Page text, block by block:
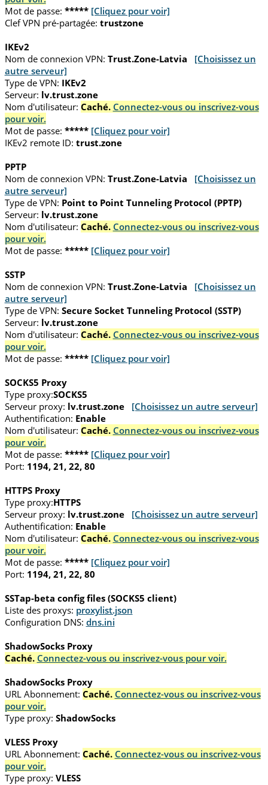
Mot de passe: ***** [Cliquez pour voir]
Clef VPN pré-partagée: trustzone
IKEv2
Nom de connexion VPN: Trust.Zone-Latvia
[Choisissez un
autre serveur]
Type de VPN: IKEv2
Serveur: lv.trust.zone
Nom d'utilisateur: Caché. Connectez-vous ou inscrivez-vous
pour voir.
Mot de passe: ***** [Cliquez pour voir]
IKEv2 remote ID: trust.zone
PPTP
Nom de connexion VPN: Trust.Zone-Latvia
[Choisissez un
autre serveur]
Type de VPN: Point to Point Tunneling Protocol (PPTP)
Serveur: lv.trust.zone
Nom d'utilisateur: Caché. Connectez-vous ou inscrivez-vous
pour voir.
Mot de passe: ***** [Cliquez pour voir]
SSTP
Nom de connexion VPN: Trust.Zone-Latvia
[Choisissez un
autre serveur]
Type de VPN: Secure Socket Tunneling Protocol (SSTP)
Serveur: lv.trust.zone
Nom d'utilisateur: Caché. Connectez-vous ou inscrivez-vous
pour voir.
Mot de passe: ***** [Cliquez pour voir]
SOCKS5 Proxy
Type proxy:SOCKS5
Serveur proxy: lv.trust.zone
[Choisissez un autre serveur]
Authentification: Enable
Nom d'utilisateur: Caché. Connectez-vous ou inscrivez-vous
pour voir.
Mot de passe: ***** [Cliquez pour voir]
Port: 1194, 21, 22, 80
HTTPS Proxy
Type proxy:HTTPS
Serveur proxy: lv.trust.zone
[Choisissez un autre serveur]
Authentification: Enable
Nom d'utilisateur: Caché. Connectez-vous ou inscrivez-vous
pour voir.
Mot de passe: ***** [Cliquez pour voir]
Port: 1194, 21, 22, 80
SSTap-beta config files (SOCKS5 client)
Liste des proxys: proxylist.json
Configuration DNS: dns.ini
ShadowSocks Proxy
Caché. Connectez-vous ou inscrivez-vous pour voir.
ShadowSocks Proxy
URL Abonnement: Caché. Connectez-vous ou inscrivez-vous
pour voir.
Type proxy: ShadowSocks
VLESS Proxy
URL Abonnement: Caché. Connectez-vous ou inscrivez-vous
pour voir.
Type proxy: VLESS